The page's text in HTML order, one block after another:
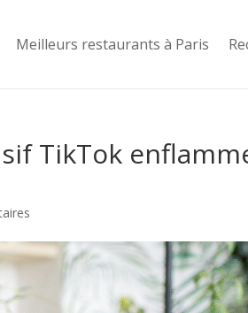
Meilleurs restaurants à Paris
TikTok